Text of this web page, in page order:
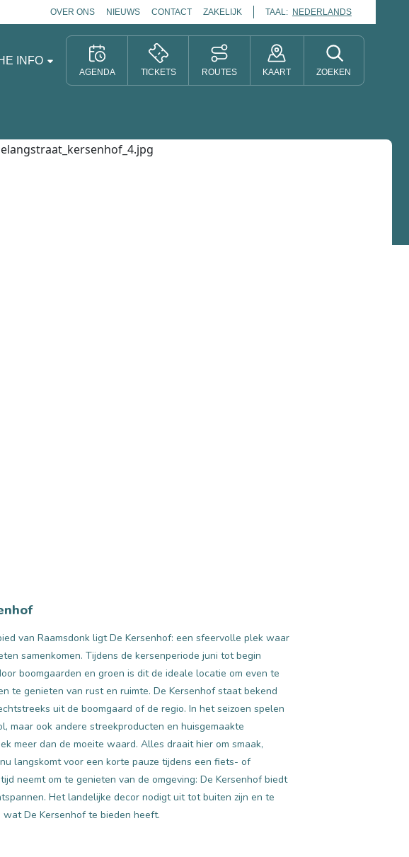
OVER ONS NIEUWS CONTACT ZAKELIJK TAAL: NEDERLANDS
INFO
AGENDA TICKETS ROUTES KAART ZOEKEN
van Raamsdonk ligt De Kersenhof: een sfeervolle plek waar
samenkomen. Tijdens de kersenperiode juni tot begin
boomgaarden en groen is dit de ideale locatie om even te
te genieten van rust en ruimte. De Kersenhof staat bekend
uit de boomgaard of de regio. In het seizoen spelen
maar ook andere streekproducten en huisgemaakte
meer dan de moeite waard. Alles draait hier om smaak,
langskomt voor een korte pauze tijdens een fiets- of
neemt om te genieten van de omgeving: De Kersenhof biedt
Het landelijke decor nodigt uit tot buiten zijn en te
De Kersenhof te bieden heeft.